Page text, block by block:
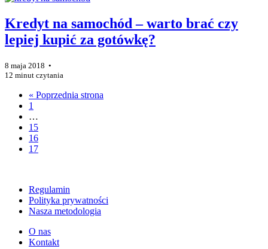
Kredyt na samochód – warto brać czy
lepiej kupić za gotówkę?
8 maja 2018 •
12 minut czytania
« Poprzednia strona
1
…
15
16
17
Regulamin
Polityka prywatności
Nasza metodologia
O nas
Kontakt